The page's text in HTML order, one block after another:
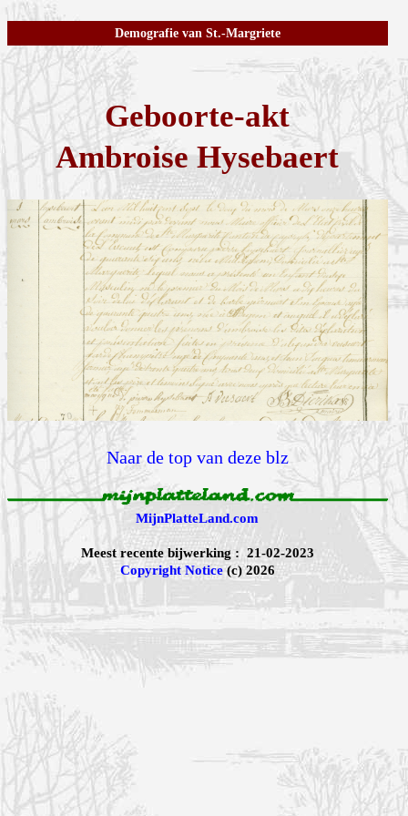
Demografie van St.-Margriete
Geboorte-akt
Ambroise Hysebaert
Naar de top van deze blz
MijnPlatteLand.com
Meest recente bijwerking : 21-02-2023
Copyright Notice(c) 2026